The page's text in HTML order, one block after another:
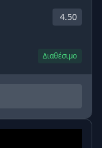
4.50
Διαθέσιμο